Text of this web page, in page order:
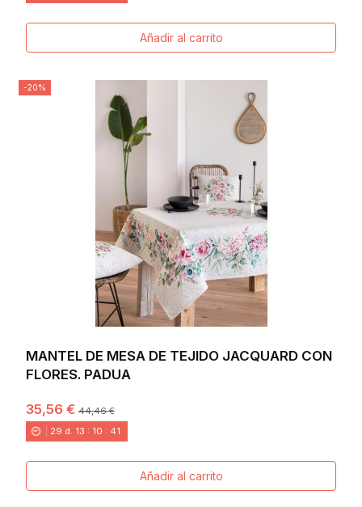
Añadir al carrito
-20%
MANTEL DE MESA DE TEJIDO JACQUARD CON
FLORES. PADUA
35,56 €44,46 €
29 d. 13 : 10 : 40
Añadir al carrito